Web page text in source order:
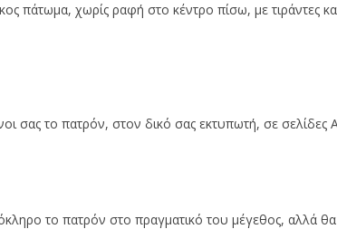
χωρίς ραφή στο κέντρο πίσω, με τιράντες
σας το πατρόν, στον δικό σας εκτυπωτή, σε σελίδες
το πατρόν στο πραγματικό του μέγεθος, αλλά